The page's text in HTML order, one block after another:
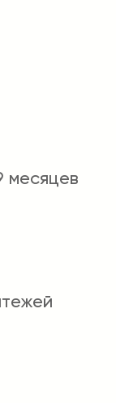
месяцев